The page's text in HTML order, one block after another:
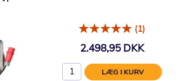
(1)
2.498,95 DKK
LÆG I KURV